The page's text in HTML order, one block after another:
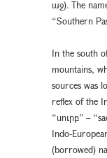
աջ). The
“Southern
In the south
mountains,
sources was
reflex of the
“սուրբ” –
Indo-
(borrowed)